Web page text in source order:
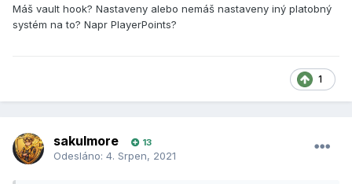
Máš vault hook? Nastaveny alebo nemáš nastaveny iný platobný
systém na to? Napr PlayerPoints?
1
sakulmore 13
Odesláno: 4. Srpen, 2021